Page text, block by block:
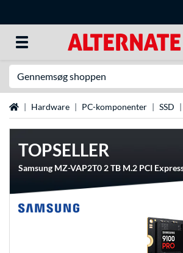
StartsideHardware PC-komponenter SSD
TOPSELLER